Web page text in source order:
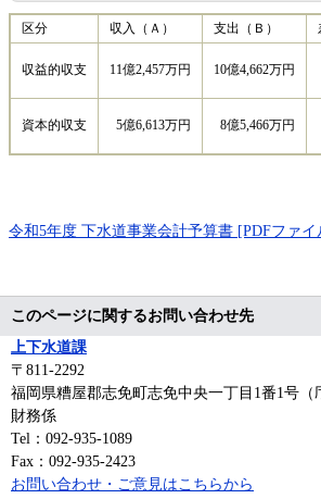
区分 収入（Ａ） 支出（Ｂ）
収益的収支 11億2,457万円 10億4,662万円
資本的収支 5億6,613万円 8億5,466万円
令和5年度 下水道事業会計予算書 [PDFファイ
このページに関するお問い合わせ先
上下水道課
〒811-2292
福岡県糟屋郡志免町志免中央一丁目1番1号（
財務係
Tel：092-935-1089
Fax：092-935-2423
お問い合わせ・ご意見はこちらから